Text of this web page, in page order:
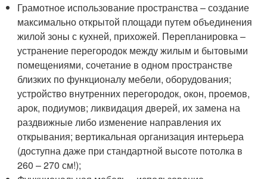
Грамотное использование пространства – создание
максимально открытой площади путем объединения
жилой зоны с кухней, прихожей. Перепланировка –
устранение перегородок между жилым и бытовыми
помещениями, сочетание в одном пространстве
близких по функционалу мебели, оборудования;
устройство внутренних перегородок, окон, проемов,
арок, подиумов; ликвидация дверей, их замена на
раздвижные либо изменение направления их
открывания; вертикальная организация интерьера
(доступна даже при стандартной высоте потолка в
260 – 270 см!);